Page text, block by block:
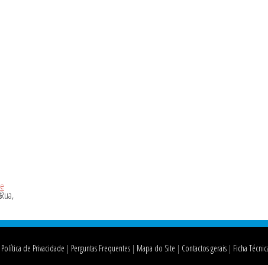
Política de Privacidade Perguntas Frequentes Mapa do Site Contactos gerais Ficha